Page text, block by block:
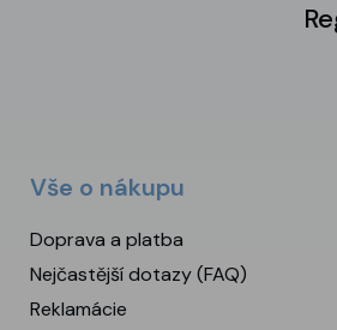
Vše o nákupu
Doprava a platba
Nejčastější dotazy (FAQ)
Reklamácie